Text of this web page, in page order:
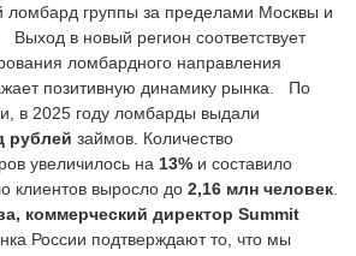
ломбард группы за пределами Москвы и
Выход в новый регион соответствует
ломбардного направления
позитивную динамику рынка. По
в 2025 году ломбарды выдали
рублей займов. Количество
увеличилось на 13% и составило
клиентов выросло до 2,16 млн человек
коммерческий директор Summit
России подтверждают то, что мы